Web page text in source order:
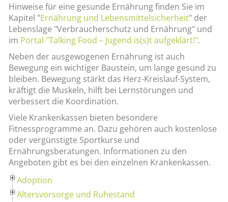
Hinweise für eine gesunde Ernährung finden Sie im
Kapitel "Ernährung und Lebensmittelsicherheit" der
Lebenslage "Verbraucherschutz und Ernährung" und
im Portal "Talking Food – Jugend is(s)t aufgeklärt!".
Neben der ausgewogenen Ernährung ist auch
Bewegung ein wichtiger Baustein, um lange gesund zu
bleiben. Bewegung stärkt das Herz-Kreislauf-System,
kräftigt die Muskeln, hilft bei Lernstörungen und
verbessert die Koordination.
Viele Krankenkassen bieten besondere
Fitnessprogramme an. Dazu gehören auch kostenlose
oder vergünstigte Sportkurse und
Ernährungsberatungen. Informationen zu den
Angeboten gibt es bei den einzelnen Krankenkassen.
Adoption
Altersvorsorge und Ruhestand